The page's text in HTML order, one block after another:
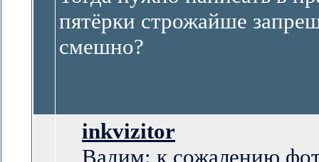
пятёрки строжайше
смешно?
inkvizitor
Вадим: к сожалению